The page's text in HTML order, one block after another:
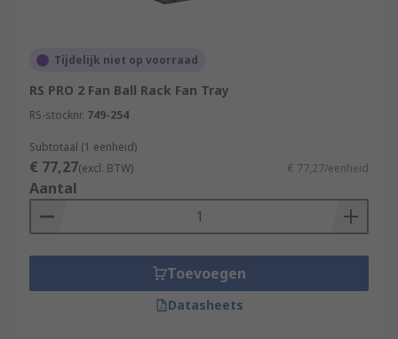
Tijdelijk niet op voorraad
RS PRO 2 Fan Ball Rack Fan Tray
RS-stocknr. 749-254
Subtotaal (1 eenheid)
€ 77,27(excl. BTW) € 77,27/eenheid
Aantal
Toevoegen
Datasheets